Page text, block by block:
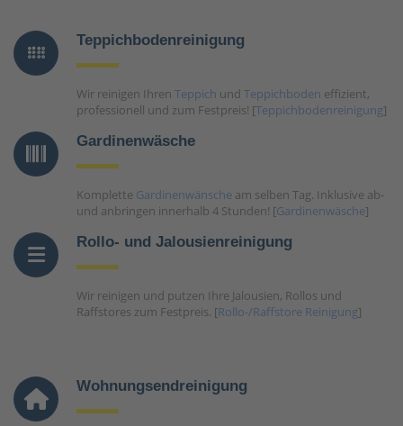
Teppichbodenreinigung
Wir reinigen Ihren Teppich und Teppichboden effizient,
professionell und zum Festpreis! [Teppichbodenreinigung]
Gardinenwäsche
Komplette Gardinenwänsche am selben Tag. Inklusive ab-
und anbringen innerhalb 4 Stunden! [Gardinenwäsche]
Rollo- und Jalousienreinigung
Wir reinigen und putzen Ihre Jalousien, Rollos und
Raffstores zum Festpreis. [Rollo-/Raffstore Reinigung]
Wohnungsendreinigung